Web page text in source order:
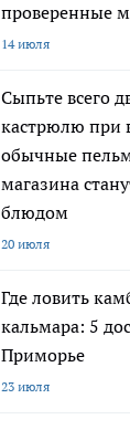
проверенные
14 июля
Сыпьте всего
кастрюлю при
обычные
магазина
блюдом
20 июля
Где ловить
кальмара: 5
Приморье
23 июля